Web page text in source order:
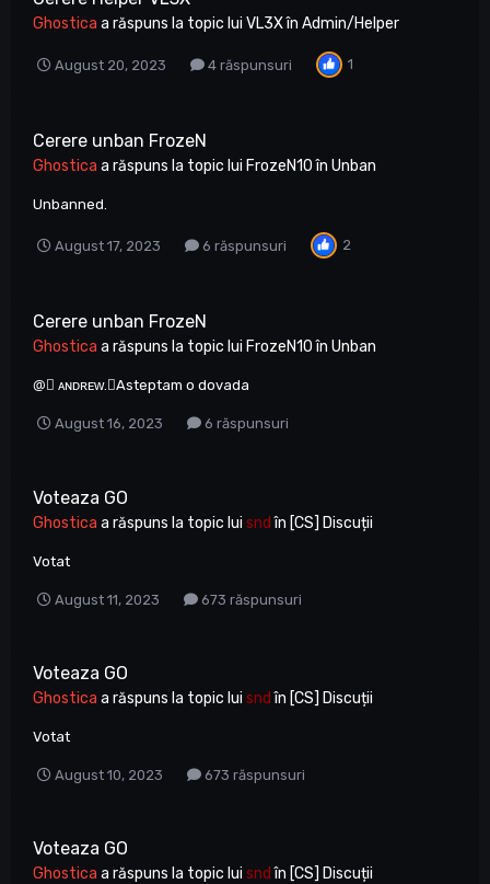
Ghostica a răspuns la topic lui VL3Xîn Admin/Helper
August 20, 2023 4 răspunsuri 1
Cerere unban FrozeN
Ghostica a răspuns la topic lui FrozeN10în Unban
Unbanned.
August 17, 2023 6 răspunsuri 2
Cerere unban FrozeN
Ghostica a răspuns la topic lui FrozeN10în Unban
@⃤ ᴀɴᴅʀᴇᴡ.✪Asteptam o dovada
August 16, 2023 6 răspunsuri
Voteaza GO
Ghostica a răspuns la topic lui snd în [CS] Discuții
Votat
August 11, 2023 673 răspunsuri
Voteaza GO
Ghostica a răspuns la topic lui snd în [CS] Discuții
Votat
August 10, 2023 673 răspunsuri
Voteaza GO
Ghostica a răspuns la topic lui snd în [CS] Discuții